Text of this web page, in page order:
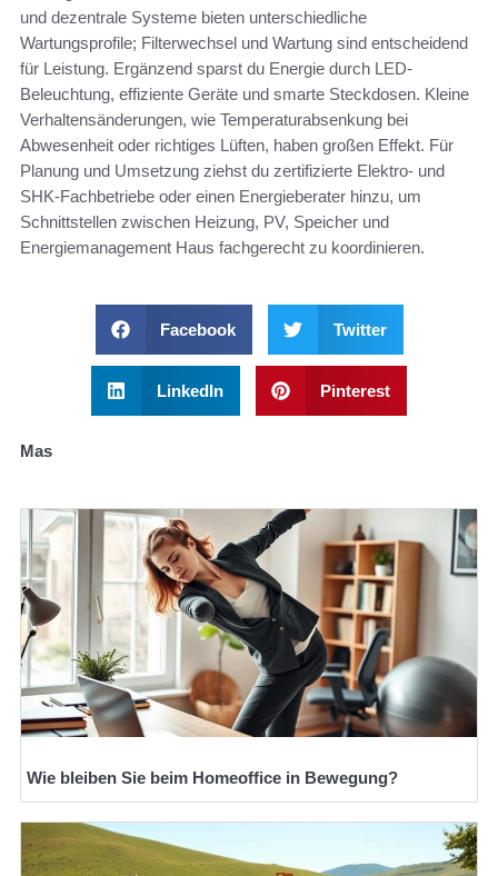
und dezentrale Systeme bieten unterschiedliche
Wartungsprofile; Filterwechsel und Wartung sind entscheidend
für Leistung. Ergänzend sparst du Energie durch LED-
Beleuchtung, effiziente Geräte und smarte Steckdosen. Kleine
Verhaltensänderungen, wie Temperaturabsenkung bei
Abwesenheit oder richtiges Lüften, haben großen Effekt. Für
Planung und Umsetzung ziehst du zertifizierte Elektro- und
SHK-Fachbetriebe oder einen Energieberater hinzu, um
Schnittstellen zwischen Heizung, PV, Speicher und
Energiemanagement Haus fachgerecht zu koordinieren.
Facebook Twitter
LinkedIn Pinterest
Mas
Wie bleiben Sie beim Homeoffice in Bewegung?